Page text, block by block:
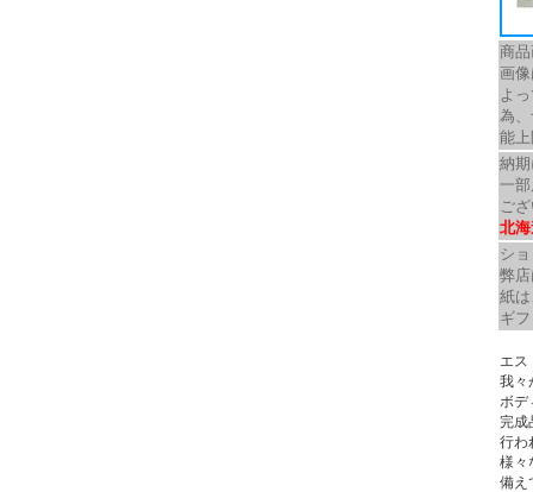
商
画
よ
為
能
納
一
ご
北
シ
弊
紙
ギ
エス
我々
ボデ
完成
行わ
様々
備え